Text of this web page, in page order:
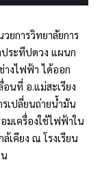
ยการวิทยาลัยการ
ระทีปดวง แผนก
างไฟฟ้า ได้ออก
นที่ อ.แม่สะเรียง
เปลี่ยนถ่ายน้ำมัน
มเครื่องใช้ไฟฟ้าใน
เคียง ณ โรงเรียน